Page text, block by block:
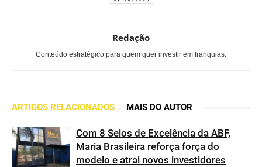
Redação
Conteúdo estratégico para quem quer investir em franquias.
ARTIGOS RELACIONADOS MAIS DO AUTOR
Com 8 Selos de Excelência da ABF,
Maria Brasileira reforça força do
modelo e atrai novos investidores